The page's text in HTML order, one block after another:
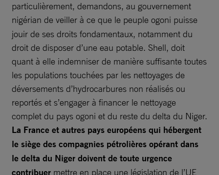
particulièrement, demandons, au gouvernement
nigérian de veiller à ce que le peuple ogoni puisse
jouir de ses droits fondamentaux, notamment du
droit de disposer d’une eau potable. Shell, doit
quant à elle indemniser de manière suffisante toutes
les populations touchées par les nettoyages de
déversements d’hydrocarbures non réalisés ou
reportés et s’engager à financer le nettoyage
complet du pays ogoni et du reste du delta du Niger.
La France et autres pays européens qui hébergent
le siège des compagnies pétrolières opérant dans
le delta du Niger doivent de toute urgence
contribuer mettre en place une législation de l’UE